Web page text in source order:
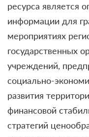
ресурса является
информации для
мероприятиях
государственных
учреждений,
социально-
развития
финансовой
стратегий